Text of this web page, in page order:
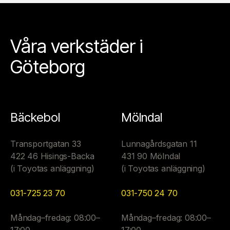
Våra verkstäder i
Göteborg
Bäckebol
Transportgatan 33
422 46 Hisings-Backa
(i Toyotas anläggning)
031-725 23 70
Måndag–fredag: 08:00–
Mölndal
Lunnagårdsgatan 11
431 90 Mölndal
(i Toyotas anläggning)
031-750 24 70
Måndag–fredag: 08:00–